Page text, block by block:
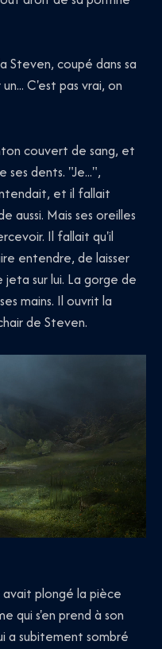
Steven, coupé dans sa
C'est pas vrai, on
couvert de sang, et
ses dents. "Je...",
et il fallait
aussi. Mais ses oreilles
Il fallait qu'il
entendre, de laisser
sur lui. La gorge de
mains. Il ouvrit la
de Steven.
plongé la pièce
qui s'en prend à son
a subitement sombré